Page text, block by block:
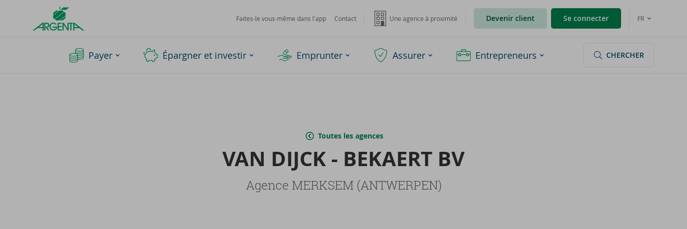
Argenta
Homepage
Faites-le vous-même dans l'app Contact Une agence à proximité Devenir client Se connecter FR
Payer Épargner et investir Emprunter Assurer Entrepreneurs CHERCHER
Toutes les agences
VAN DIJCK - BE­KAERT BV
Agence MERKSEM (ANTWERPEN)